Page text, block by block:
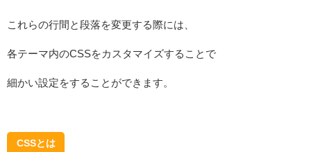
これらの行間と段落を変更する際には、
各テーマ内のCSSをカスタマイズすることで
細かい設定をすることができます。
CSSとは